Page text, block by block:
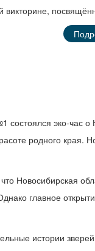
викторине,
эко-час о
родного края.
Новосибирская
главное
истории